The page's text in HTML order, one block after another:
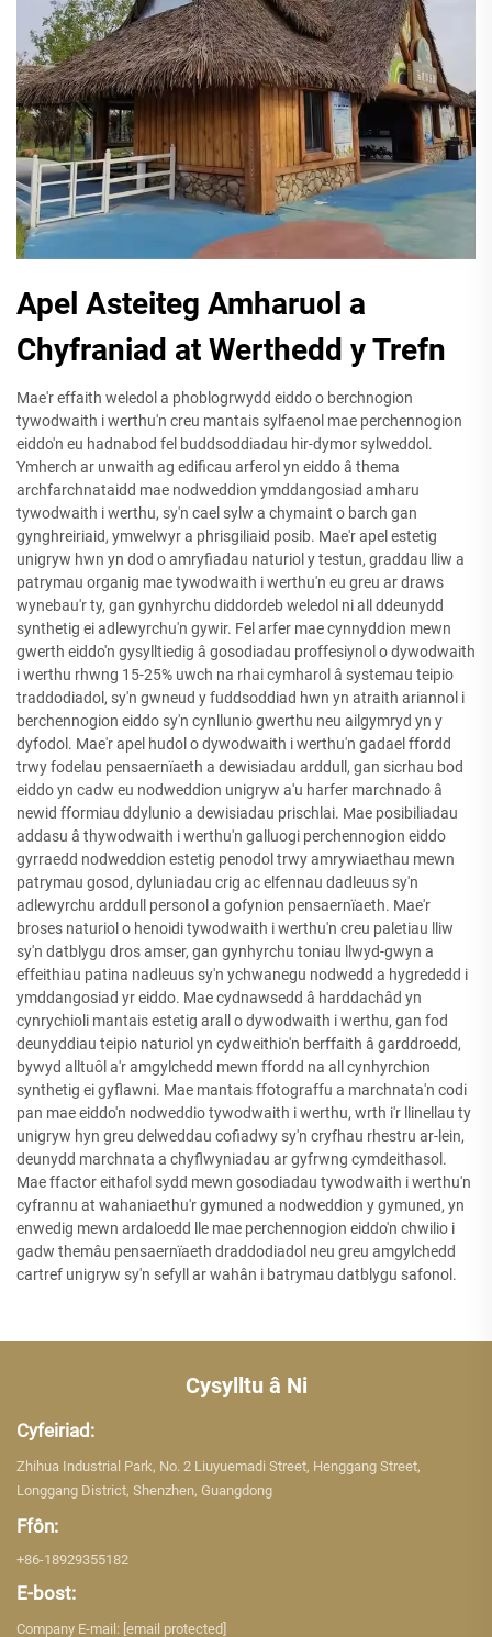
Apel Asteiteg Amharuol a
Chyfraniad at Werthedd y Trefn
Mae'r effaith weledol a phoblogrwydd eiddo o berchnogion
tywodwaith i werthu'n creu mantais sylfaenol mae perchennogion
eiddo'n eu hadnabod fel buddsoddiadau hir-dymor sylweddol.
Ymherch ar unwaith ag edificau arferol yn eiddo â thema
archfarchnataidd mae nodweddion ymddangosiad amharu
tywodwaith i werthu, sy'n cael sylw a chymaint o barch gan
gynghreiriaid, ymwelwyr a phrisgiliaid posib. Mae'r apel estetig
unigryw hwn yn dod o amryfiadau naturiol y testun, graddau lliw a
patrymau organig mae tywodwaith i werthu'n eu greu ar draws
wynebau'r ty, gan gynhyrchu diddordeb weledol ni all ddeunydd
synthetig ei adlewyrchu'n gywir. Fel arfer mae cynnyddion mewn
gwerth eiddo'n gysylltiedig â gosodiadau proffesiynol o dywodwaith
i werthu rhwng 15-25% uwch na rhai cymharol â systemau teipio
traddodiadol, sy'n gwneud y fuddsoddiad hwn yn atraith ariannol i
berchennogion eiddo sy'n cynllunio gwerthu neu ailgymryd yn y
dyfodol. Mae'r apel hudol o dywodwaith i werthu'n gadael ffordd
trwy fodelau pensaernïaeth a dewisiadau arddull, gan sicrhau bod
eiddo yn cadw eu nodweddion unigryw a'u harfer marchnado â
newid fformiau ddylunio a dewisiadau prischlai. Mae posibiliadau
addasu â thywodwaith i werthu'n galluogi perchennogion eiddo
gyrraedd nodweddion estetig penodol trwy amrywiaethau mewn
patrymau gosod, dyluniadau crig ac elfennau dadleuus sy'n
adlewyrchu arddull personol a gofynion pensaernïaeth. Mae'r
broses naturiol o henoidi tywodwaith i werthu'n creu paletiau lliw
sy'n datblygu dros amser, gan gynhyrchu toniau llwyd-gwyn a
effeithiau patina nadleuus sy'n ychwanegu nodwedd a hygrededd i
ymddangosiad yr eiddo. Mae cydnawsedd â harddachâd yn
cynrychioli mantais estetig arall o dywodwaith i werthu, gan fod
deunyddiau teipio naturiol yn cydweithio'n berffaith â garddroedd,
bywyd alltuôl a'r amgylchedd mewn ffordd na all cynhyrchion
synthetig ei gyflawni. Mae mantais ffotograffu a marchnata'n codi
pan mae eiddo'n nodweddio tywodwaith i werthu, wrth i'r llinellau ty
unigryw hyn greu delweddau cofiadwy sy'n cryfhau rhestru ar-lein,
deunydd marchnata a chyflwyniadau ar gyfrwng cymdeithasol.
Mae ffactor eithafol sydd mewn gosodiadau tywodwaith i werthu'n
cyfrannu at wahaniaethu'r gymuned a nodweddion y gymuned, yn
enwedig mewn ardaloedd lle mae perchennogion eiddo'n chwilio i
gadw themâu pensaernïaeth draddodiadol neu greu amgylchedd
cartref unigryw sy'n sefyll ar wahân i batrymau datblygu safonol.
Cysylltu â Ni
Cyfeiriad:
Zhihua Industrial Park, No. 2 Liuyuemadi Street, Henggang Street,
Longgang District, Shenzhen, Guangdong
Ffôn:
+86-18929355182
E-bost:
Company E-mail: [email protected]